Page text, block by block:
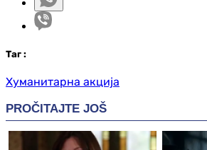
Таг :
Хуманитарна акција